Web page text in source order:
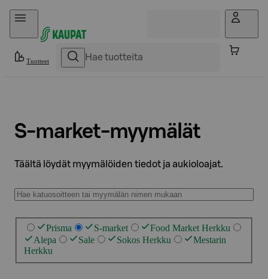
Hyppää sisältöön
Tuotteet
S-market-myymälät
Täältä löydät myymälöiden tiedot ja aukioloajat.
Prisma S-market
Food Market Herkku
Alepa
Sale Sokos Herkku
Mestarin
Herkku